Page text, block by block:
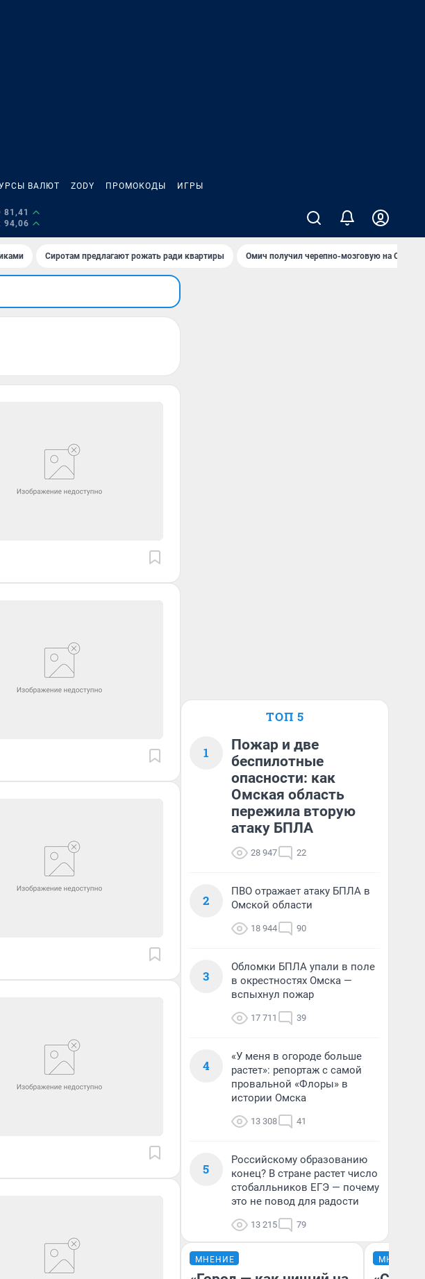
ВАЛЮТ ZODY ПРОМОКОДЫ ИГРЫ
81,41
94,06
Сиротам предлагают рожать ради квартиры Омич получил черепно-мозговую на ОНПЗ
ТОП 5
1
Пожар и две
беспилотные
опасности: как
Омская область
пережила вторую
атаку БПЛА
28 947 22
2
ПВО отражает атаку БПЛА в
Омской области
18 944 90
3
Обломки БПЛА упали в поле
в окрестностях Омска —
вспыхнул пожар
17 711 39
4
«У меня в огороде больше
растет»: репортаж с самой
провальной «Флоры» в
истории Омска
13 308 41
5
Российскому образованию
конец? В стране растет число
стобалльников ЕГЭ — почему
это не повод для радости
13 215 79
МНЕНИЕ МНЕНИЕ